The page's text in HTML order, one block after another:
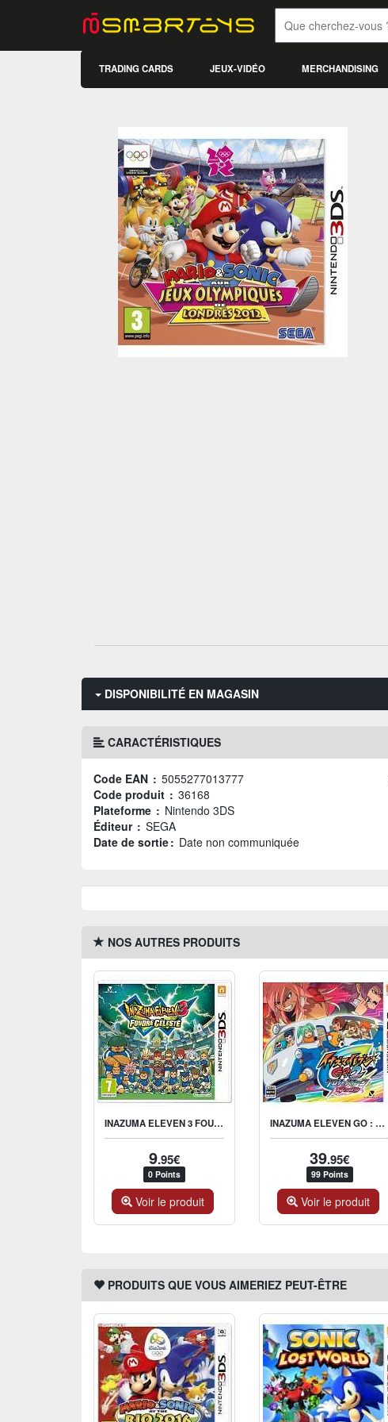
TRADING CARDS JEUX-VIDÉO MERCHANDISING
DISPONIBILITÉ EN MAGASIN
CARACTÉRISTIQUES
Code EAN : 5055277013777
Code produit : 36168
Plateforme : Nintendo 3DS
Éditeur : SEGA
Date de sortie : Date non communiquée
NOS AUTRES PRODUITS
INAZUMA ELEVEN 3 FOUDRE CÉLESTE
9.95€
0 Points
Voir le produit
INAZUMA ELEVEN GO : CHRONO STONES BRASIER
39.95€
99 Points
Voir le produit
PRODUITS QUE VOUS AIMERIEZ PEUT-ÊTRE